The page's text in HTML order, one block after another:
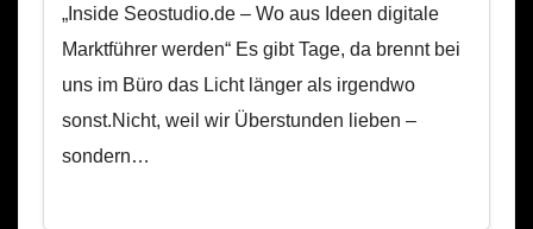
„Inside Seostudio.de – Wo aus Ideen digitale
Marktführer werden“ Es gibt Tage, da brennt bei
uns im Büro das Licht länger als irgendwo
sonst.Nicht, weil wir Überstunden lieben –
sondern…